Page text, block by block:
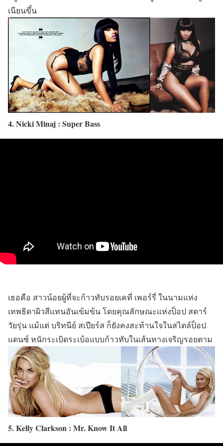
เนียนขึ้น
4. Nicki Minaj : Super Bass
เธอคือ สาวน้อยผู้ที่จะก้าวทับรอยเคที่ เพอร์รี่ ในนามแห่ง
เทพธิดาผิวสีแทนอันเข้มข้น โดยคุณลักษณะแห่งป็อป สตาร์
วัยรุ่น แม้แต่ บริทนีย์ สเปียร์ส ก็ยังคงสะท้านใจในสไตล์ป็อป
แดนซ์ หนักระเบิดระเบ้อแบบก้าวทับในเส้นทางเจริญรอยตาม
5. Kelly Clarkson : Mr. Know It All